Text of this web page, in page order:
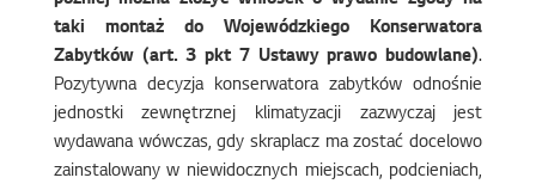
taki montaż do Wojewódzkiego Konserwatora
Zabytków (art. 3 pkt 7 Ustawy prawo budowlane).
Pozytywna decyzja konserwatora zabytków odnośnie
jednostki zewnętrznej klimatyzacji zazwyczaj jest
wydawana wówczas, gdy skraplacz ma zostać docelowo
zainstalowany w niewidocznych miejscach, podcieniach,